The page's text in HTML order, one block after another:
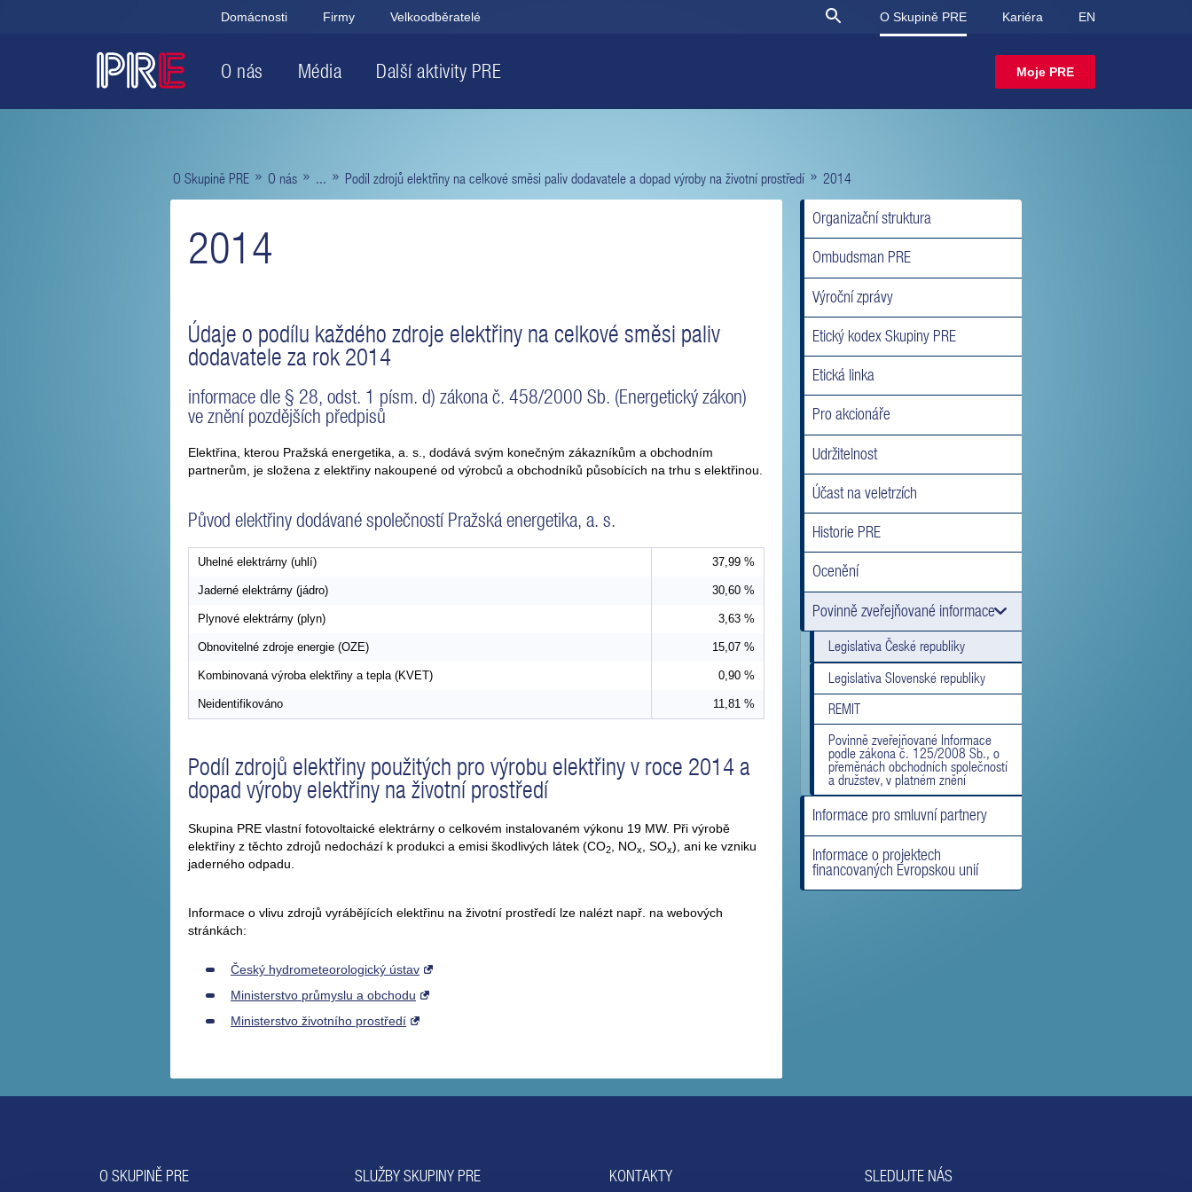
Domácnosti Firmy Velkoodběratelé O Skupině PRE Kariéra EN
O nás Média Další aktivity PRE Moje PRE
O Skupině PRE » O nás » ... » Podíl zdrojů elektřiny na celkové směsi paliv dodavatele a dopad výroby na životní prostředí » 2014
2014
Údaje o podílu každého zdroje elektřiny na celkové směsi paliv
dodavatele za rok 2014
informace dle § 28, odst. 1 písm. d) zákona č. 458/2000 Sb. (Energetický zákon)
ve znění pozdějších předpisů
Elektřina, kterou Pražská energetika, a. s., dodává svým konečným zákazníkům a obchodním
partnerům, je složena z elektřiny nakoupené od výrobců a obchodníků působících na trhu s elektřinou.
Původ elektřiny dodávané společností Pražská energetika, a. s.
Uhelné elektrárny (uhlí) 37,99 %
Jaderné elektrárny (jádro) 30,60 %
Plynové elektrárny (plyn) 3,63 %
Obnovitelné zdroje energie (OZE) 15,07 %
Kombinovaná výroba elektřiny a tepla (KVET) 0,90 %
Neidentifikováno 11,81 %
Podíl zdrojů elektřiny použitých pro výrobu elektřiny v roce 2014 a
dopad výroby elektřiny na životní prostředí
Skupina PRE vlastní fotovoltaické elektrárny o celkovém instalovaném výkonu 19 MW. Při výrobě
elektřiny z těchto zdrojů nedochází k produkci a emisi škodlivých látek (CO2 , NOx , SOx), ani ke vzniku
jaderného odpadu.
Informace o vlivu zdrojů vyrábějících elektřinu na životní prostředí lze nalézt např. na webových
stránkách:
Český hydrometeorologický ústav
Ministerstvo průmyslu a obchodu
Ministerstvo životního prostředí
Organizační struktura
Ombudsman PRE
Výroční zprávy
Etický kodex Skupiny PRE
Etická linka
Pro akcionáře
Udržitelnost
Účast na veletrzích
Historie PRE
Ocenění
Povinně zveřejňované informace
Legislativa České republiky
Legislativa Slovenské republiky
REMIT
Povinně zveřejňované Informace
podle zákona č. 125/2008 Sb., o
přeměnách obchodních společností
a družstev, v platném znění
Informace pro smluvní partnery
Informace o projektech
financovaných Evropskou unií
O SKUPINĚ PRE SLUŽBY SKUPINY PRE KONTAKTY SLEDUJTE NÁS